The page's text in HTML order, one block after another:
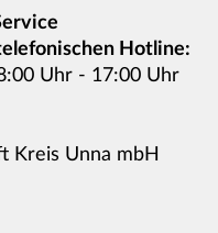
Hotline:
Uhr - 17:00 Uhr
Kreis Unna mbH